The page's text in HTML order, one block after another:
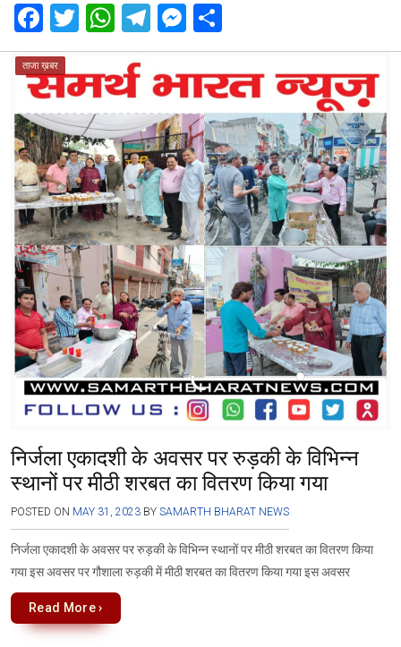
F
a
ce
b
o
o
k
T
wi
tt
er
W
h
at
s
A
p
p
T
el
e
gr
a
m
M
es
se
n
g
er
h
ar
e
ताजा ख़बर
निर्जला एकादशी के अवसर पर रुड़की के विभिन्न
स्थानों पर मीठी शरबत का वितरण किया गया
POSTED ON MAY 31, 2023 BY SAMARTH BHARAT NEWS
निर्जला एकादशी के अवसर पर रुड़की के विभिन्न स्थानों पर मीठी शरबत का वितरण किया
गया इस अवसर पर गौशाला रुड़की में मीठी शरबत का वितरण किया गया इस अवसर
Read More ›